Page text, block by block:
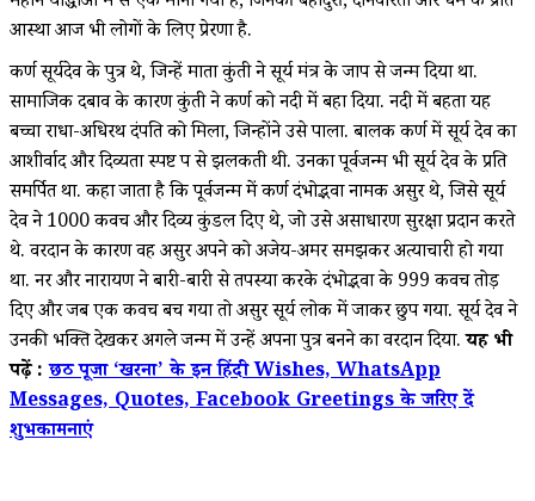
आस्था आज भी लोगों के लिए प्रेरणा है.
कर्ण सूर्यदेव के पुत्र थे, जिन्हें माता कुंती ने सूर्य मंत्र के जाप से जन्म दिया था.
सामाजिक दबाव के कारण कुंती ने कर्ण को नदी में बहा दिया. नदी में बहता यह
बच्चा राधा-अधिरथ दंपति को मिला, जिन्होंने उसे पाला. बालक कर्ण में सूर्य देव का
आशीर्वाद और दिव्यता स्पष्ट रूप से झलकती थी. उनका पूर्वजन्म भी सूर्य देव के प्रति
समर्पित था. कहा जाता है कि पूर्वजन्म में कर्ण दंभोद्भवा नामक असुर थे, जिसे सूर्य
देव ने 1000 कवच और दिव्य कुंडल दिए थे, जो उसे असाधारण सुरक्षा प्रदान करते
थे. वरदान के कारण वह असुर अपने को अजेय-अमर समझकर अत्याचारी हो गया
था. नर और नारायण ने बारी-बारी से तपस्या करके दंभोद्भवा के 999 कवच तोड़
दिए और जब एक कवच बच गया तो असुर सूर्य लोक में जाकर छुप गया. सूर्य देव ने
उनकी भक्ति देखकर अगले जन्म में उन्हें अपना पुत्र बनने का वरदान दिया.यह भी
पढ़ें :छठ पूजा ‘खरना’ के इन हिंदी Wishes, WhatsApp
Messages, Quotes, Facebook Greetings के जरिए दें
शुभकामनाएं